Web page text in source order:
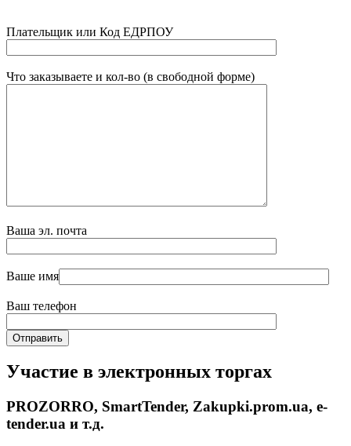
Плательщик или Код ЕДРПОУ
Что заказываете и кол-во (в свободной форме)
Ваша эл. почта
Ваше имя
Ваш телефон
Участие в электронных торгах
PROZORRO, SmartTender, Zakupki.prom.ua, e-
tender.ua и т.д.